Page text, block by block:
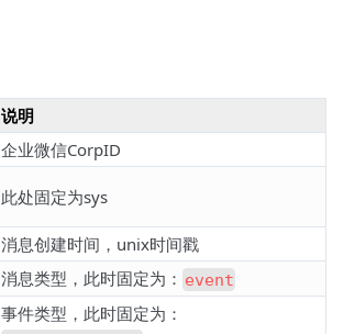
说明
企业微信CorpID
此处固定为sys
消息创建时间，unix时间戳
消息类型，此时固定为： event
事件类型，此时固定为：